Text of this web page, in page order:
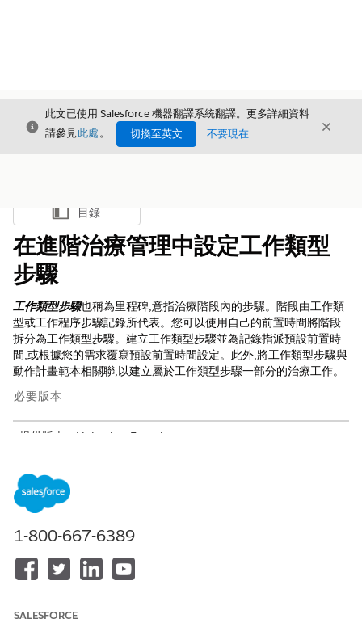
結束
此文已使用 Salesforce 機器翻譯系統翻譯。更多詳細資料
請參見此處。 切換至英文 不要現在 結束
顯示目錄
目錄
在進階治療管理中設定工作類型
步驟
工作類型步驟也稱為里程碑,意指治療階段內的步驟。階段由工作類
型或工作程序步驟記錄所代表。您可以使用自己的前置時間將階段
拆分為工作類型步驟。建立工作類型步驟並為記錄指派預設前置時
間,或根據您的需求覆寫預設前置時間設定。此外,將工作類型步驟與
動作計畫範本相關聯,以建立屬於工作類型步驟一部分的治療工作。
必要版本
提供版本：Lightning Experience
Enterprise
存取「多步驟排程」功能：
1-800-667-6389
SALESFORCE